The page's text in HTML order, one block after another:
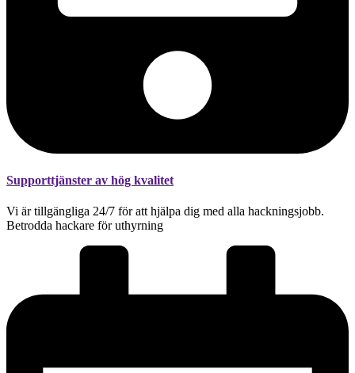
Supporttjänster av hög kvalitet
Vi är tillgängliga 24/7 för att hjälpa dig med alla hackningsjobb.
Betrodda hackare för uthyrning